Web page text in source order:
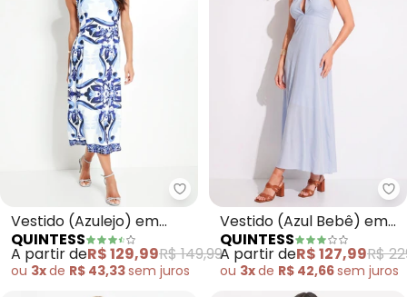
Quintess - Vestido (Azulejo) em
Vestido (Azulejo) em
Malha Fria
QUINTESS
A partir deR$ 129,99R$ 149,99
ou 3xde R$ 43,33sem juros
Vestido (Azul Bebê) em
Tecido Maquinetado
QUINTESS
A partir deR$ 127,99R$
ou 3xde R$ 42,66sem juros